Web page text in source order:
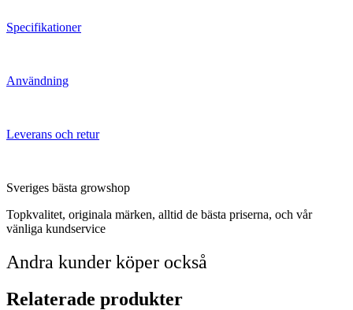
Specifikationer
Användning
Leverans och retur
Sveriges bästa growshop
Topkvalitet, originala märken, alltid de bästa priserna, och vår
vänliga kundservice
Andra kunder köper också
Relaterade produkter